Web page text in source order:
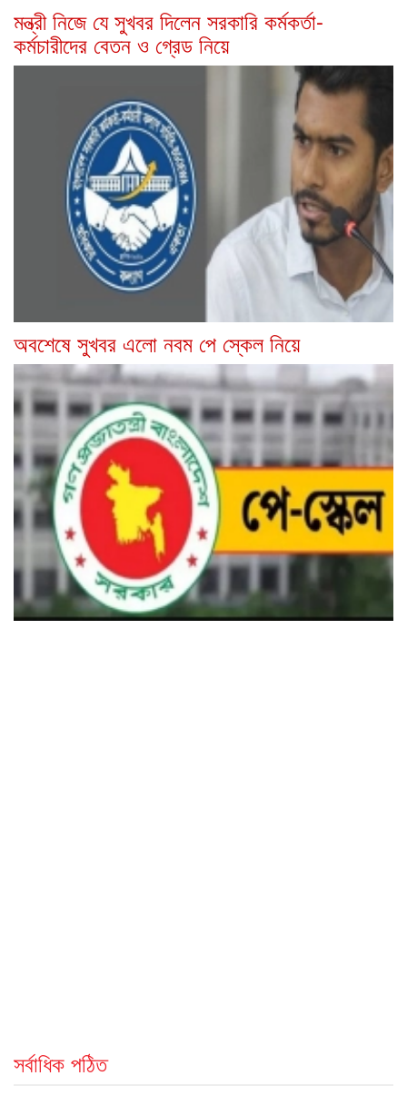
মন্ত্রী নিজে যে সুখবর দিলেন সরকারি কর্মকর্তা-
কর্মচারীদের বেতন ও গ্রেড নিয়ে
অবশেষে সুখবর এলো নবম পে স্কেল নিয়ে
সর্বাধিক পঠিত